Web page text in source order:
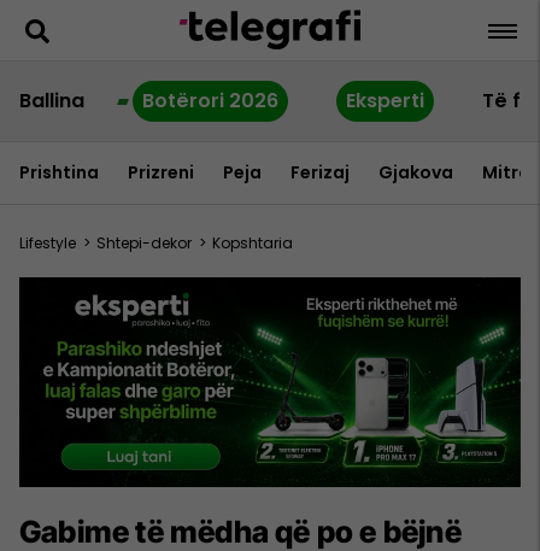
Ballina Botërori 2026 Eksperti Të
Prishtina Prizreni Peja Ferizaj Gjakova
Lifestyle > Shtepi-dekor > Kopshtaria
Gabime të mëdha që po e bëjnë